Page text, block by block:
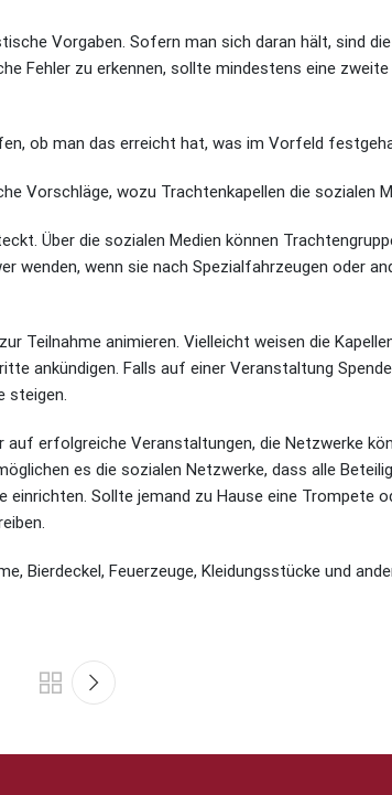
Vorgaben. Sofern man sich daran hält, sind
Fehler zu erkennen, sollte mindestens eine
ob man das erreicht hat, was im Vorfeld
Vorschläge, wozu Trachtenkapellen die sozialen
Über die sozialen Medien können
wenn sie nach Spezialfahrzeugen oder
Teilnahme animieren. Vielleicht weisen die
ankündigen. Falls auf einer Veranstaltung
steigen.
erfolgreiche Veranstaltungen, die Netzwerke
es die sozialen Netzwerke, dass alle
Sollte jemand zu Hause eine Trompete
Bierdeckel, Feuerzeuge, Kleidungsstücke und